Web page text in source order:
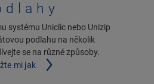
systému Uniclic nebo Unizip
podlahu na několik
se na různé způsoby.
mi jak